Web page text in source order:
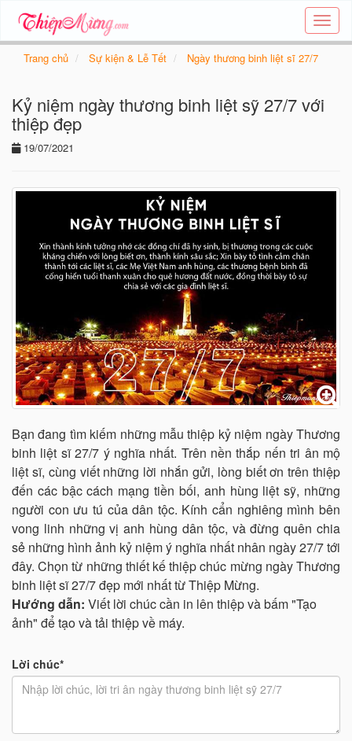
Tạo
thiệp
các
chủ
Trang chủ Sự kiện & Lễ Tết Ngày thương binh liệt sĩ 27/7
Kỷ niệm ngày thương binh liệt sỹ 27/7 với
thiệp đẹp
19/07/2021
Bạn đang tìm kiếm những mẫu thiệp kỷ niệm ngày Thương
binh liệt sĩ 27/7 ý nghĩa nhất. Trên nền thắp nến tri ân mộ
liệt sĩ, cùng viết những lời nhắn gửi, lòng biết ơn trên thiệp
đến các bậc cách mạng tiền bối, anh hùng liệt sỹ, những
người con ưu tú của dân tộc. Kính cẩn nghiêng mình bên
vong linh những vị anh hùng dân tộc, và đừng quên chia
sẻ những hình ảnh kỷ niệm ý nghĩa nhất nhân ngày 27/7 tới
đây. Chọn từ những thiết kế thiệp chúc mừng ngày Thương
binh liệt sĩ 27/7 đẹp mới nhất từ Thiệp Mừng.
Hướng dẫn: Viết lời chúc cần in lên thiệp và bấm "Tạo
ảnh" để tạo và tải thiệp về máy.
Lời chúc*